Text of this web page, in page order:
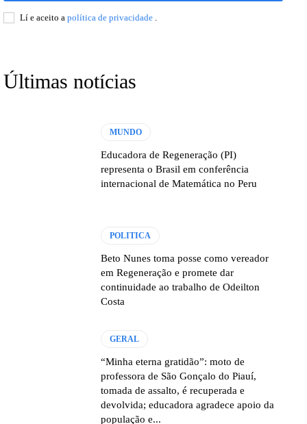
Lí e aceito a política de privacidade
Últimas notícias
MUNDO
Educadora de Regeneração (PI)
representa o Brasil em conferência
internacional de Matemática no Peru
POLITICA
Beto Nunes toma posse como vereador
em Regeneração e promete dar
continuidade ao trabalho de Odeilton
Costa
GERAL
“Minha eterna gratidão”: moto de
professora de São Gonçalo do Piauí,
tomada de assalto, é recuperada e
devolvida; educadora agradece apoio da
população e...